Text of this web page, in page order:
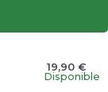
19,90 €
Disponible